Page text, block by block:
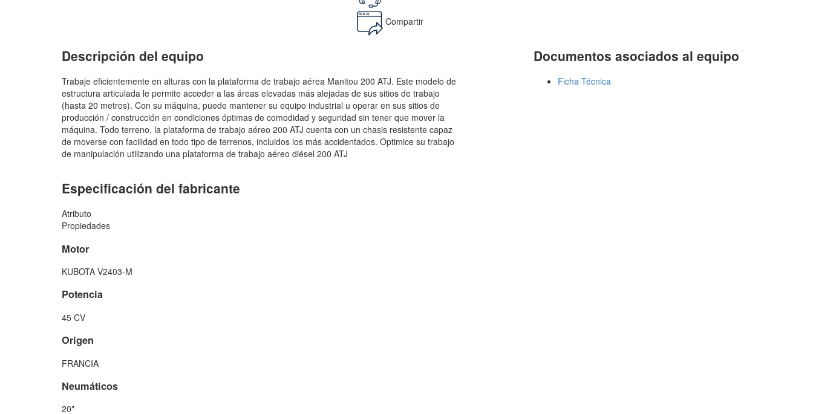
Compartir
Descripción del equipo
Trabaje eficientemente en alturas con la plataforma de trabajo aérea Manitou 200 ATJ. Este modelo de
estructura articulada le permite acceder a las áreas elevadas más alejadas de sus sitios de trabajo
(hasta 20 metros). Con su máquina, puede mantener su equipo industrial u operar en sus sitios de
producción / construcción en condiciones óptimas de comodidad y seguridad sin tener que mover la
máquina. Todo terreno, la plataforma de trabajo aéreo 200 ATJ cuenta con un chasis resistente capaz
de moverse con facilidad en todo tipo de terrenos, incluidos los más accidentados. Optimice su trabajo
de manipulación utilizando una plataforma de trabajo aéreo diésel 200 ATJ
Documentos asociados al equipo
Ficha Técnica
Especificación del fabricante
Atributo
Propiedades
Motor
KUBOTA V2403-M
Potencia
45 CV
Origen
FRANCIA
Neumáticos
20"